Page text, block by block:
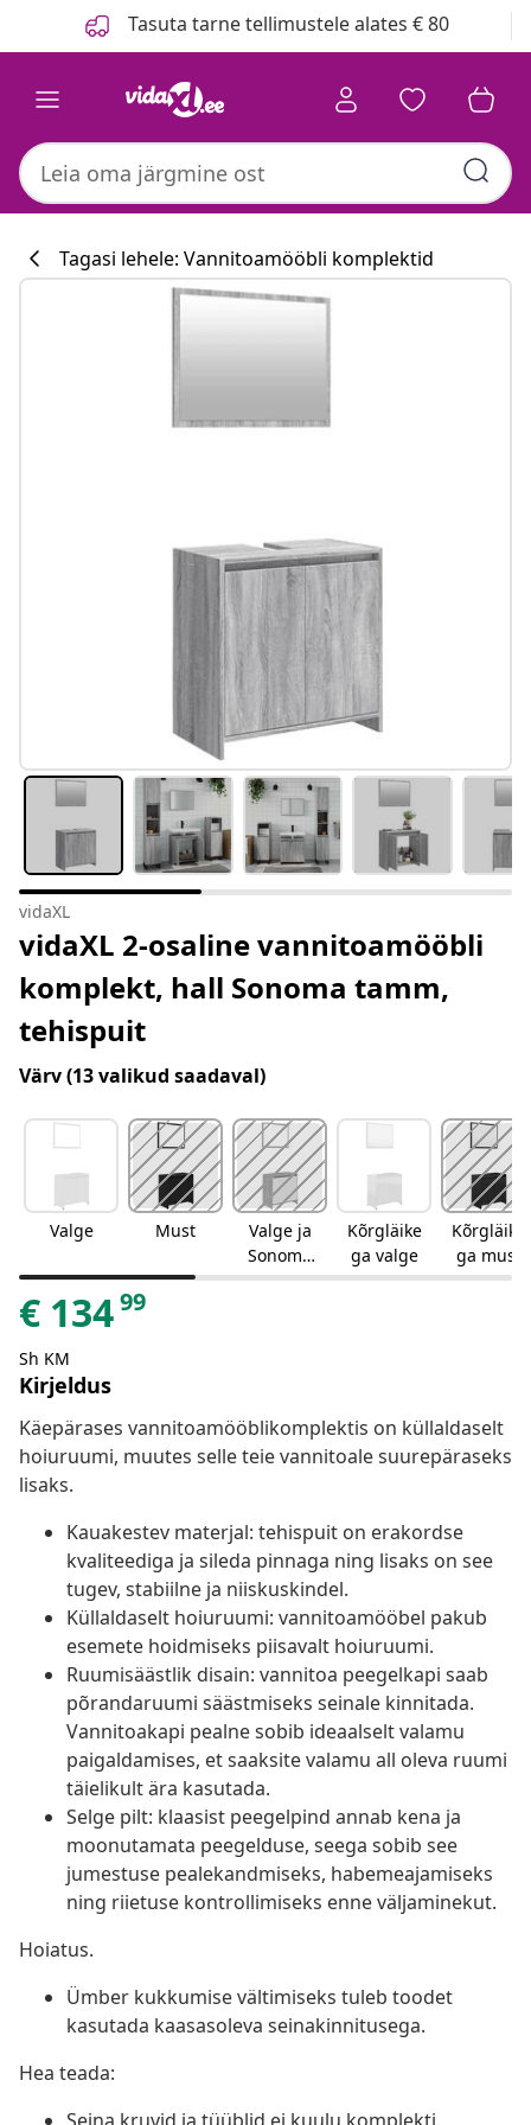
Tasuta tarne tellimustele alates € 80
Tagasi lehele: Vannitoamööbli komplektid
vidaXL
vidaXL 2-osaline vannitoamööbli
komplekt, hall Sonoma tamm,
tehispuit
Värv(13 valikud saadaval)
Valge Must
Valge ja
Sonoma
tamm
Kõrgläike
ga valge
Kõrgläike
ga must
€ 13499
Sh KM
Kirjeldus
Käepärases vannitoamööblikomplektis on küllaldaselt
hoiuruumi, muutes selle teie vannitoale suurepäraseks
lisaks.
Kauakestev materjal: tehispuit on erakordse
kvaliteediga ja sileda pinnaga ning lisaks on see
tugev, stabiilne ja niiskuskindel.
Küllaldaselt hoiuruumi: vannitoamööbel pakub
esemete hoidmiseks piisavalt hoiuruumi.
Ruumisäästlik disain: vannitoa peegelkapi saab
põrandaruumi säästmiseks seinale kinnitada.
Vannitoakapi pealne sobib ideaalselt valamu
paigaldamises, et saaksite valamu all oleva ruumi
täielikult ära kasutada.
Selge pilt: klaasist peegelpind annab kena ja
moonutamata peegelduse, seega sobib see
jumestuse pealekandmiseks, habemeajamiseks
ning riietuse kontrollimiseks enne väljaminekut.
Hoiatus.
Ümber kukkumise vältimiseks tuleb toodet
kasutada kaasasoleva seinakinnitusega.
Hea teada: